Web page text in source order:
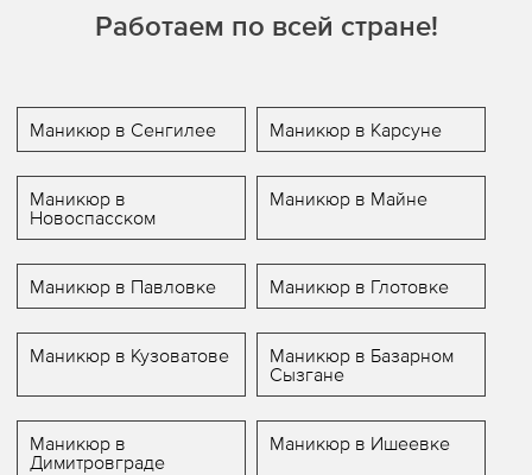
Работаем по всей стране!
Маникюр в Сенгилее Маникюр в Карсуне
Маникюр в
Новоспасском
Маникюр в Майне
Маникюр в Павловке Маникюр в Глотовке
Маникюр в Кузоватове
Маникюр в Базарном
Сызгане
Маникюр в
Димитровграде
Маникюр в Ишеевке